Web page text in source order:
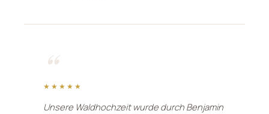
“
★★★★★
Unsere Waldhochzeit wurde durch Benjamin